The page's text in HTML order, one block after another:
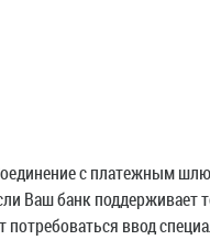
с платежным
Ваш банк поддерживает
ввод